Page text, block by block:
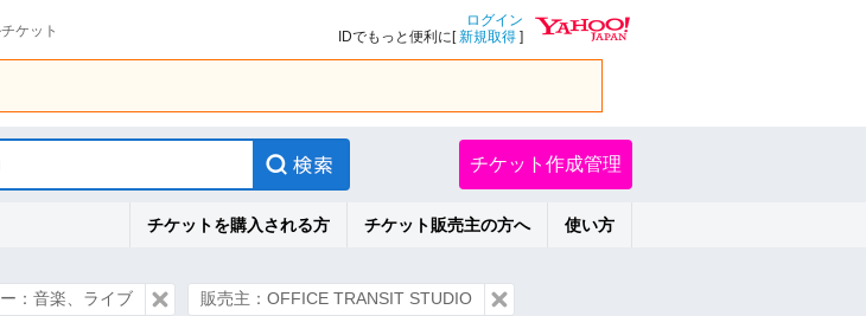
ケット
ログイン
IDでもっと便利に[新規取得 ]
チケット作成管理
チケットを購入される方 チケット販売主の方へ 使い方
：音楽、ライブ 販売主：OFFICE TRANSIT STUDIO